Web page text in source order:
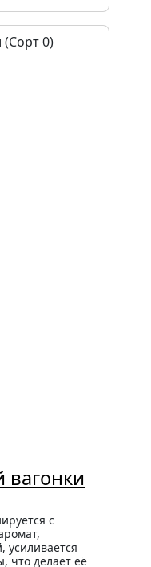
вагонки
с
усиливается
что делает её